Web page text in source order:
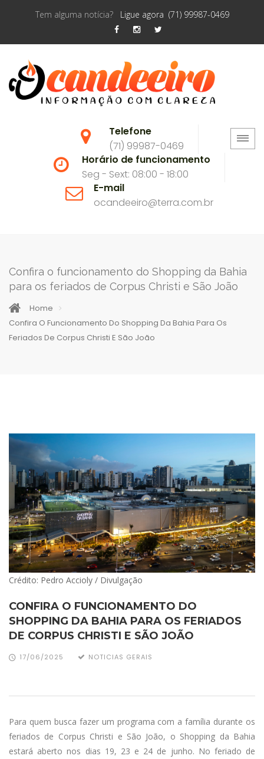
Tem alguma notícia? Ligue agora (71) 99987-0469
Telefone
(71) 99987-0469
Horário de funcionamento
Seg - Sext: 08:00 - 18:00
E-mail
ocandeeiro@terra.com.br
Confira o funcionamento do Shopping da Bahia
para os feriados de Corpus Christi e São João
Home
Confira O Funcionamento Do Shopping Da Bahia Para Os
Feriados De Corpus Christi E São João
Crédito: Pedro Accioly / Divulgação
CONFIRA O FUNCIONAMENTO DO
SHOPPING DA BAHIA PARA OS FERIADOS
DE CORPUS CHRISTI E SÃO JOÃO
17/06/2025 NOTICIAS GERAIS
Para quem busca fazer um programa com a família durante os
feriados de Corpus Christi e São João, o Shopping da Bahia
estará aberto nos dias 19, 23 e 24 de junho. No feriado de